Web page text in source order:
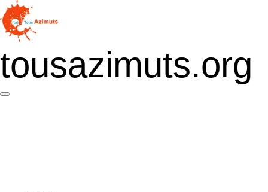
Passer
au
contenu
principal
tousazimuts.org